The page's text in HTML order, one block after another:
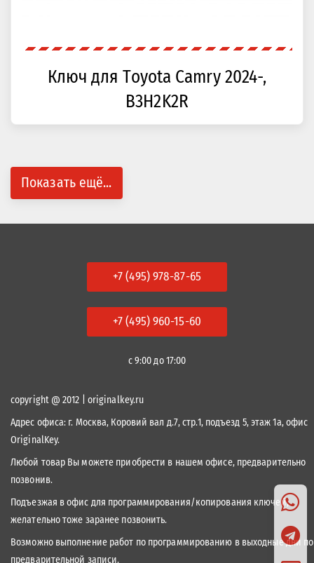
Ключ для Toyota Camry 2024-,
B3H2K2R
Показать ещё...
+7 (495) 978-87-65
+7 (495) 960-15-60
с 9:00 до 17:00
copyright @ 2012 | originalkey.ru
Адрес офиса: г. Москва, Коровий вал д.7, стр.1, подъезд 5, этаж 1а, офис
OriginalKey.
Любой товар Вы можете приобрести в нашем офисе, предварительно
позвонив.
Подъезжая в офис для программирования/копирования ключей,
желательно тоже заранее позвонить.
Возможно выполнение работ по программированию в выходные дни по
предварительной записи.